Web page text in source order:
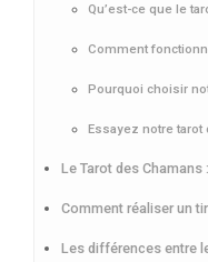
Qu’est-ce que le
Comment
Pourquoi choisir
Essayez notre
Le Tarot des
Comment réaliser un
Les différences entre